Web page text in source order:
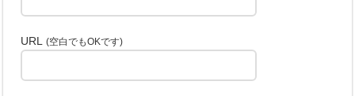
URL(空白でもOKです)